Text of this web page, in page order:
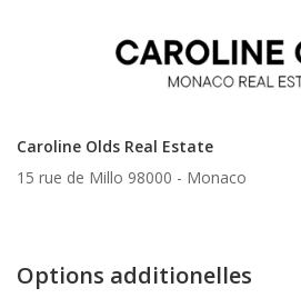
Caroline Olds Real Estate
15 rue de Millo 98000 - Monaco
Options additionelles